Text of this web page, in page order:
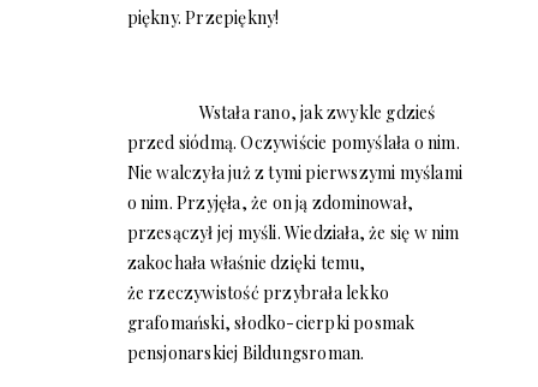
piękny. Przepiękny!
Wstała rano, jak zwykle gdzieś
przed siódmą. Oczywiście pomyślała o nim.
Nie walczyła już z tymi pierwszymi myślami
o nim. Przyjęła, że on ją zdominował,
przesączył jej myśli. Wiedziała, że się w nim
zakochała właśnie dzięki temu,
że rzeczywistość przybrała lekko
grafomański, słodko-cierpki posmak
pensjonarskiej Bildungsroman.